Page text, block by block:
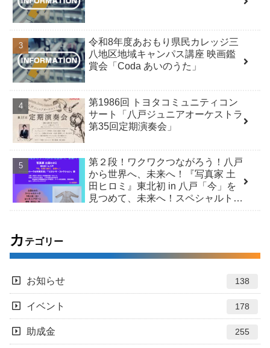
令和8年度あおもり県民カレッジ三
八地区地域キャンパス講座 映画鑑
賞会「Coda あいのうた」
第1986回 トヨタコミュニティコン
サート「八戸ジュニアオーケストラ
第35回定期演奏会」
第２段！ワクワクつながろう！八戸
から世界へ、未来へ！『写真家 土
田ヒロミ』東北初 in 八戸「今」を
見つめて、未来へ！スペシャルトー
カ テゴリー
お知らせ 138
イベント 178
助成金 255